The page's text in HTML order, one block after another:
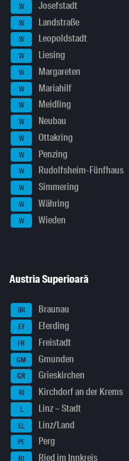
W Josefstadt
W Landstraße
W Leopoldstadt
W Liesing
W Margareten
W Mariahilf
W Meidling
W Neubau
W Ottakring
W Penzing
W Rudolfsheim-Fünfhaus
W Simmering
W Währing
W Wieden
Austria Superioară
BR Braunau
EF Eferding
FR Freistadt
GM Gmunden
GR Grieskirchen
KI Kirchdorf an der Krems
L Linz – Stadt
LL Linz/Land
PE Perg
RI Ried im Innkreis